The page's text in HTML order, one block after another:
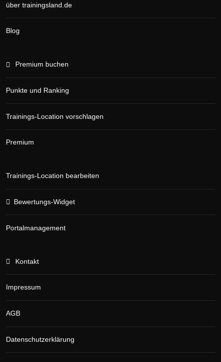
über trainingsland.de
Blog
Premium buchen
Punkte und Ranking
Trainings-Location vorschlagen
Premium
Trainings-Location bearbeiten
Bewertungs-Widget
Portalmanagement
Kontakt
Impressum
AGB
Datenschutzerklärung